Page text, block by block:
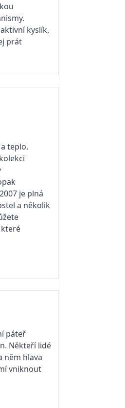
kyslík,
prát
teplo.
je plná
a několik
páteř
Někteří lidé
něm hlava
vniknout